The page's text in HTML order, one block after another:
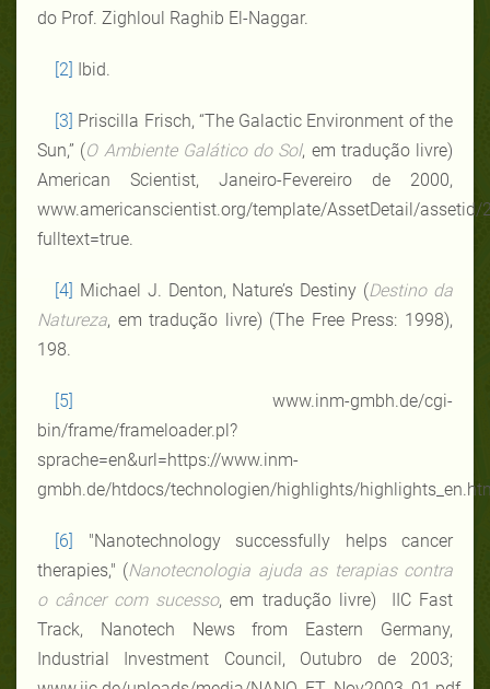
do Prof. Zighloul Raghib El-Naggar.
[2] Ibid.
[3] Priscilla Frisch, “The Galactic Environment of the
Sun,” (O Ambiente Galático do Sol, em tradução livre)
American Scientist, Janeiro-Fevereiro de 2000,
www.americanscientist.org/template/AssetDetail/assetid/
fulltext=true.
[4] Michael J. Denton, Nature’s Destiny (Destino da
Natureza, em tradução livre) (The Free Press: 1998),
198.
[5]
www.inm-gmbh.de/cgi-
bin/frame/frameloader.pl?
sprache=en&url=https://www.inm-
gmbh.de/htdocs/technologien/highlights/
[6]
"Nanotechnology successfully helps cancer
therapies," (Nanotecnologia ajuda as terapias contra
o câncer com sucesso, em tradução livre) IIC Fast
Track, Nanotech News from Eastern Germany,
Industrial Investment Council, Outubro de 2003;